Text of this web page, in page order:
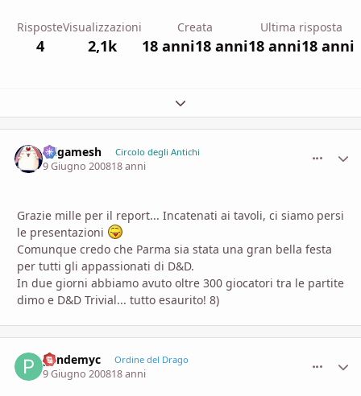
Risposte
4
Visualizzazioni
2,1k
Creata
18 anni18 anni
Ultima risposta
18 anni18 anni
Espandi panoramica del topic
Gilgamesh Circolo degli Antichi
9 Giugno 200818 anni
Grazie mille per il report... Incatenati ai tavoli, ci siamo persi
le presentazioni
Comunque credo che Parma sia stata una gran bella festa
per tutti gli appassionati di D&D.
In due giorni abbiamo avuto oltre 300 giocatori tra le partite
dimo e D&D Trivial... tutto esaurito! 8)
pandemyc Ordine del Drago
9 Giugno 200818 anni